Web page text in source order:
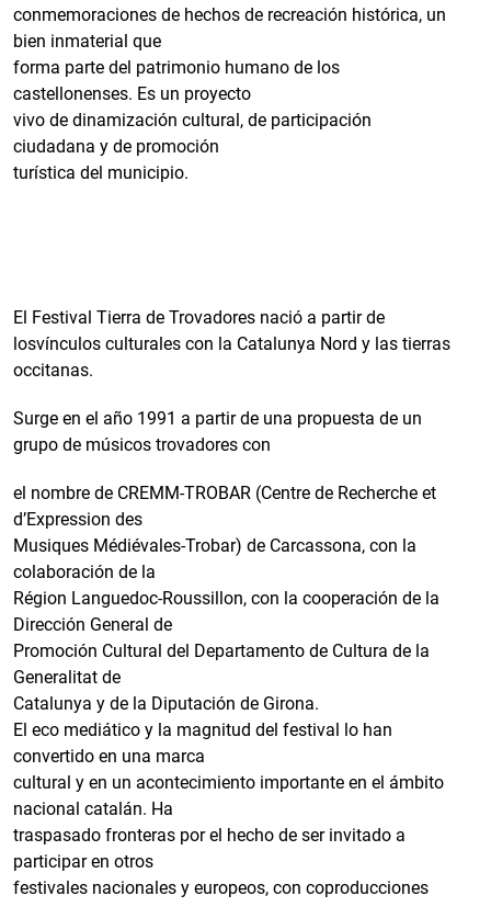
conmemoraciones de hechos de recreación histórica, un
bien inmaterial que
forma parte del patrimonio humano de los
castellonenses. Es un proyecto
vivo de dinamización cultural, de participación
ciudadana y de promoción
turística del municipio.
El Festival Tierra de Trovadores nació a partir de
losvínculos culturales con la Catalunya Nord y las tierras
occitanas.
Surge en el año 1991 a partir de una propuesta de un
grupo de músicos trovadores con
el nombre de CREMM-TROBAR (Centre de Recherche et
d’Expression des
Musiques Médiévales-Trobar) de Carcassona, con la
colaboración de la
Région Languedoc-Roussillon, con la cooperación de la
Dirección General de
Promoción Cultural del Departamento de Cultura de la
Generalitat de
Catalunya y de la Diputación de Girona.
El eco mediático y la magnitud del festival lo han
convertido en una marca
cultural y en un acontecimiento importante en el ámbito
nacional catalán. Ha
traspasado fronteras por el hecho de ser invitado a
participar en otros
festivales nacionales y europeos, con coproducciones